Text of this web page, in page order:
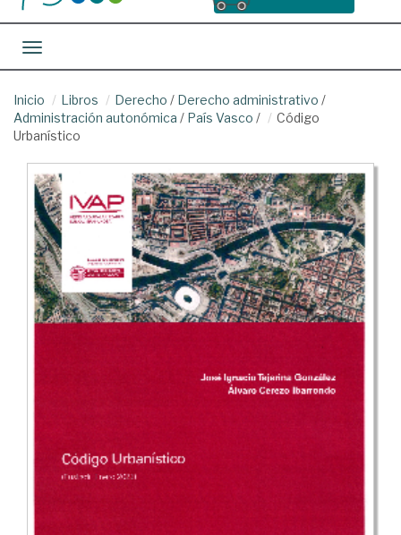
Toggle navigation
Inicio Libros Derecho / Derecho administrativo /
Administración autonómica / País Vasco /
Código
Urbanístico